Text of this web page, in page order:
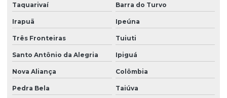
Taquarivaí Barra do Turvo
Irapuã Ipeúna
Três Fronteiras Tuiuti
Santo Antônio da Alegria Ipiguá
Nova Aliança Colômbia
Pedra Bela Taiúva